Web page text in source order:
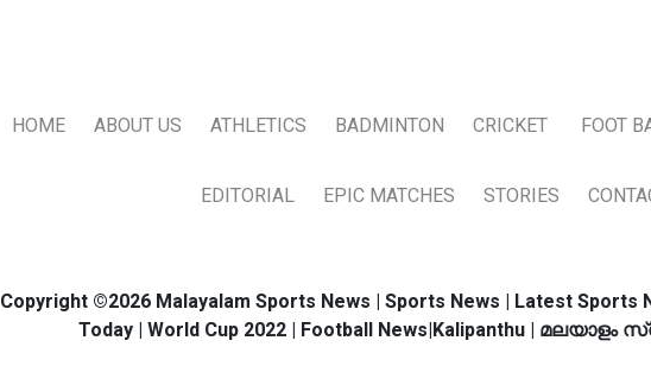
HOME ABOUT US ATHLETICS BADMINTON CRICKET FOOT
EDITORIAL EPIC MATCHES STORIES
Copyright ©2026 Malayalam Sports News | Sports News | Latest Sports
Today | World Cup 2022 | Football News|Kalipanthu |